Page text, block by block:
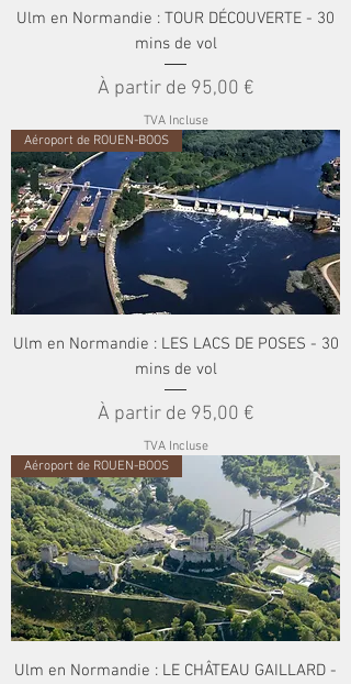
Ulm en Normandie : TOUR DÉCOUVERTE - 30
mins de vol
À partir de 95,00 €
Prix promotionnel
TVA Incluse
Aéroport de ROUEN-BOOS
Ulm en Normandie : LES LACS DE POSES - 30
mins de vol
À partir de 95,00 €
Prix promotionnel
TVA Incluse
Aéroport de ROUEN-BOOS
Ulm en Normandie : LE CHÂTEAU GAILLARD -